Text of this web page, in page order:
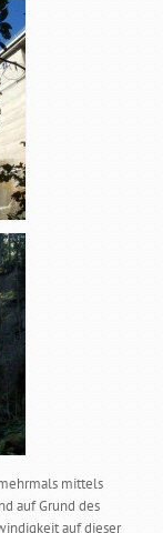
mittels
auf Grund des
auf dieser